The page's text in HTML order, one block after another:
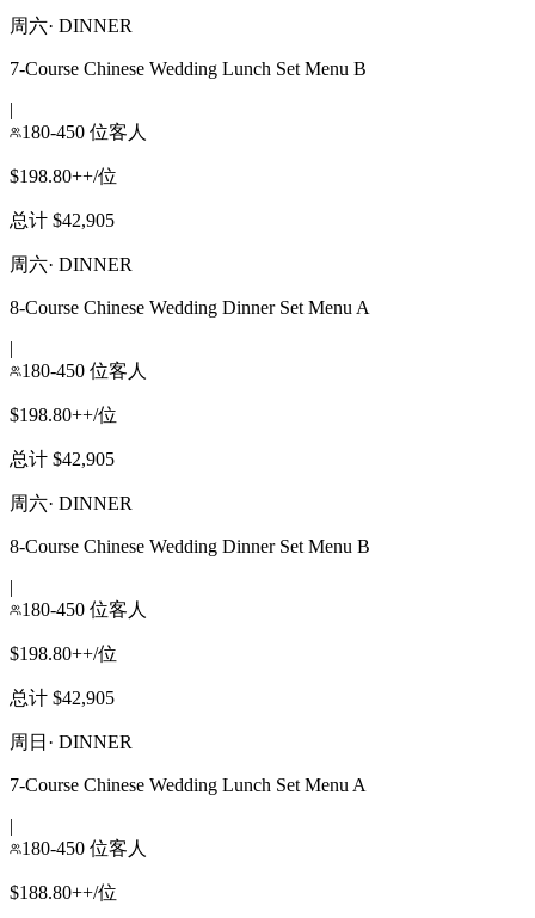
周六· DINNER
7-Course Chinese Wedding Lunch Set Menu B
|
180-450 位客人
$198.80++/位
总计 $42,905
周六· DINNER
8-Course Chinese Wedding Dinner Set Menu A
|
180-450 位客人
$198.80++/位
总计 $42,905
周六· DINNER
8-Course Chinese Wedding Dinner Set Menu B
|
180-450 位客人
$198.80++/位
总计 $42,905
周日 · DINNER
7-Course Chinese Wedding Lunch Set Menu A
|
180-450 位客人
$188.80++/位